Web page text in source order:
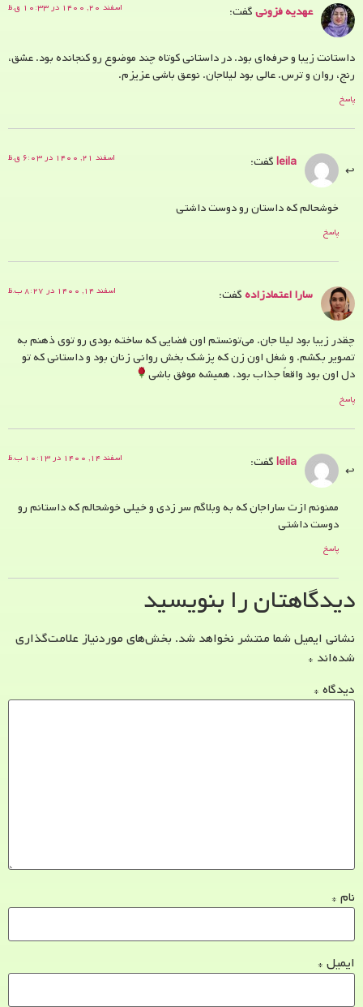
عهدیه فزونیگفت: اسفند ۲۰, ۱۴۰۰ در ۱۰:۳۳ ق.ظ
داستانت زیبا و حرفه‌ای بود. در داستانی کوتاه چند موضوع رو کنجانده بود. عشق،
رنج، روان و ترس. عالی بود لیلاجان. نوعق باشی عزیزم.
پاسخ
leilaگفت: اسفند ۲۱, ۱۴۰۰ در ۶:۰۳ ق.ظ
خوشحالم که داستان رو دوست داشتی
پاسخ
سارا اعتمادزادهگفت: اسفند ۱۴, ۱۴۰۰ در ۸:۲۷ ب.ظ
چقدر زیبا بود لیلا جان. می‌تونستم اون فضایی که ساخته بودی رو توی ذهنم به
تصویر بکشم. و شغل اون زن که پزشک بخش روانی زنان بود و داستانی که تو
دل اون بود واقعاً جذاب بود. همیشه موفق باشی
پاسخ
leilaگفت: اسفند ۱۴, ۱۴۰۰ در ۱۰:۱۳ ب.ظ
ممنونم ازت ساراجان که به وبلاگم سر زدی و خیلی خوشحالم که داستانم رو
دوست داشتی
پاسخ
دیدگاهتان را بنویسید
نشانی ایمیل شما منتشر نخواهد شد. بخش‌های موردنیاز علامت‌گذاری
شده‌اند *
دیدگاه *
نام *
ایمیل *